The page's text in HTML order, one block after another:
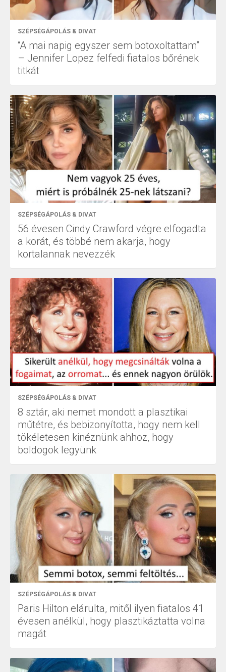
SZÉPSÉGÁPOLÁS & DIVAT
“A mai napig egyszer sem botoxoltattam”
– Jennifer Lopez felfedi fiatalos bőrének
titkát
SZÉPSÉGÁPOLÁS & DIVAT
56 évesen Cindy Crawford végre elfogadta
a korát, és többé nem akarja, hogy
kortalannak nevezzék
SZÉPSÉGÁPOLÁS & DIVAT
8 sztár, aki nemet mondott a plasztikai
műtétre, és bebizonyította, hogy nem kell
tökéletesen kinéznünk ahhoz, hogy
boldogok legyünk
SZÉPSÉGÁPOLÁS & DIVAT
Paris Hilton elárulta, mitől ilyen fiatalos 41
évesen anélkül, hogy plasztikáztatta volna
magát